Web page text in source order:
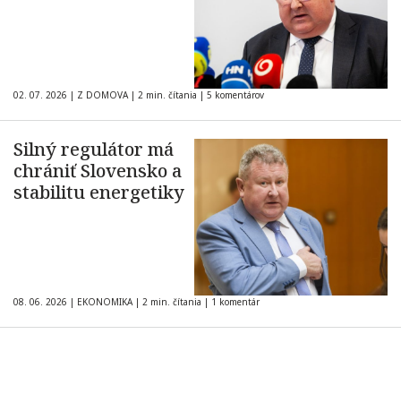
02. 07. 2026 | Z DOMOVA | 2 min. čítania | 5 komentárov
Silný regulátor má
chrániť Slovensko a
stabilitu energetiky
08. 06. 2026 | EKONOMIKA | 2 min. čítania | 1 komentár